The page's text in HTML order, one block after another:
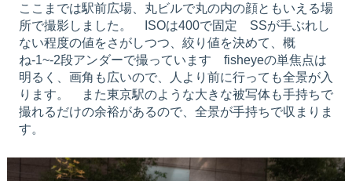
ここまでは駅前広場、丸ビルで丸の内の顔ともいえる場
所で撮影しました。 ISOは400で固定 SSが手ぶれし
ない程度の値をさがしつつ、絞り値を決めて、概
ね-1~-2段アンダーで撮っています fisheyeの単焦点は
明るく、画角も広いので、人より前に行っても全景が入
ります。 また東京駅のような大きな被写体も手持ちで
撮れるだけの余裕があるので、全景が手持ちで収まりま
す。